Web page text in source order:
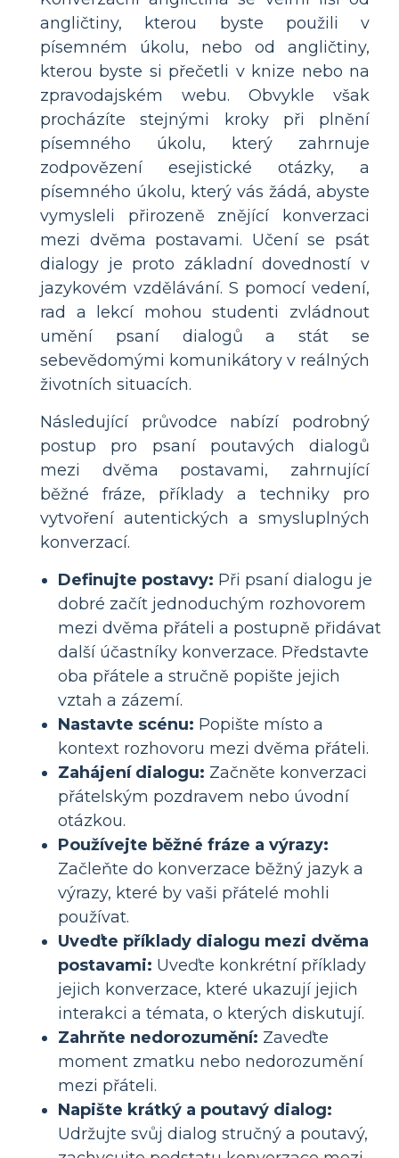
angličtiny, kterou byste použili v
písemném úkolu, nebo od angličtiny,
kterou byste si přečetli v knize nebo na
zpravodajském webu. Obvykle však
procházíte stejnými kroky při plnění
písemného úkolu, který zahrnuje
zodpovězení esejistické otázky, a
písemného úkolu, který vás žádá, abyste
vymysleli přirozeně znějící konverzaci
mezi dvěma postavami. Učení se psát
dialogy je proto základní dovedností v
jazykovém vzdělávání. S pomocí vedení,
rad a lekcí mohou studenti zvládnout
umění psaní dialogů a stát se
sebevědomými komunikátory v reálných
životních situacích.
Následující průvodce nabízí podrobný
postup pro psaní poutavých dialogů
mezi dvěma postavami, zahrnující
běžné fráze, příklady a techniky pro
vytvoření autentických a smysluplných
konverzací.
Definujte postavy: Při psaní dialogu je
dobré začít jednoduchým rozhovorem
mezi dvěma přáteli a postupně přidávat
další účastníky konverzace. Představte
oba přátele a stručně popište jejich
vztah a zázemí.
Nastavte scénu: Popište místo a
kontext rozhovoru mezi dvěma přáteli.
Zahájení dialogu: Začněte konverzaci
přátelským pozdravem nebo úvodní
otázkou.
Používejte běžné fráze a výrazy:
Začleňte do konverzace běžný jazyk a
výrazy, které by vaši přátelé mohli
používat.
Uveďte příklady dialogu mezi dvěma
postavami: Uveďte konkrétní příklady
jejich konverzace, které ukazují jejich
interakci a témata, o kterých diskutují.
Zahrňte nedorozumění: Zaveďte
moment zmatku nebo nedorozumění
mezi přáteli.
Napište krátký a poutavý dialog:
Udržujte svůj dialog stručný a poutavý,